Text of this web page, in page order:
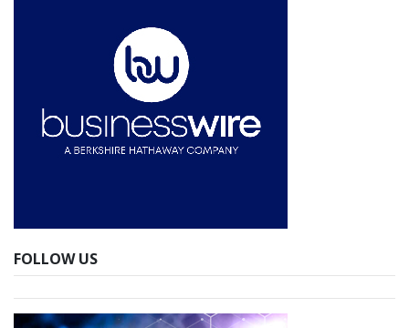
FOLLOW US